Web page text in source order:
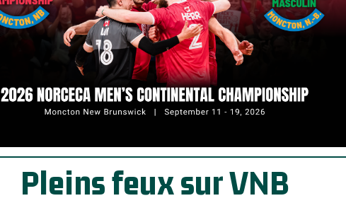
Pleins feux sur VNB